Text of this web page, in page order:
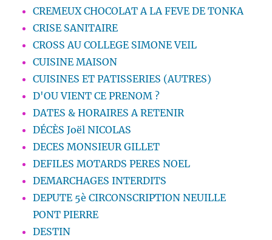
CREMEUX CHOCOLAT A LA FEVE DE TONKA
CRISE SANITAIRE
CROSS AU COLLEGE SIMONE VEIL
CUISINE MAISON
CUISINES ET PATISSERIES (AUTRES)
D'OU VIENT CE PRENOM ?
DATES & HORAIRES A RETENIR
DÉCÈS Joël NICOLAS
DECES MONSIEUR GILLET
DEFILES MOTARDS PERES NOEL
DEMARCHAGES INTERDITS
DEPUTE 5è CIRCONSCRIPTION NEUILLE
PONT PIERRE
DESTIN